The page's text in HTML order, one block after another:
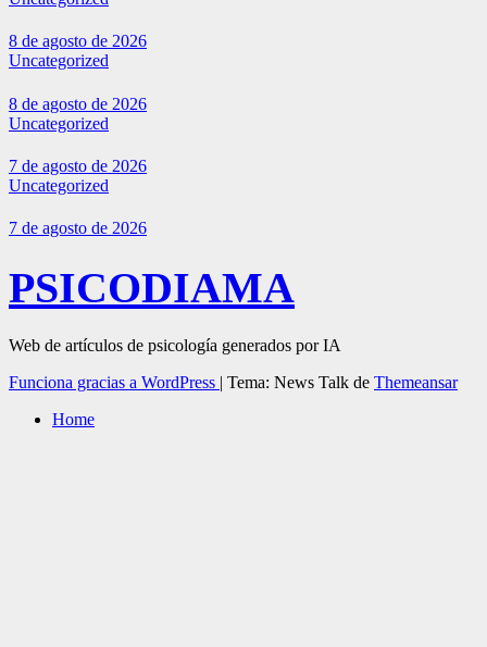
8 de agosto de 2026
Uncategorized
8 de agosto de 2026
Uncategorized
7 de agosto de 2026
Uncategorized
7 de agosto de 2026
PSICODIAMA
Web de artículos de psicología generados por IA
Funciona gracias a WordPress | Tema: News Talk de Themeansar
Home